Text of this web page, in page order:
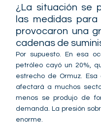
¿La situación se
las medidas
provocaron una
cadenas de
Por supuesto. En esa
petróleo cayó un 20%,
estrecho de Ormuz.
afectará a muchos
menos se produjo de
demanda. La presión
enorme.